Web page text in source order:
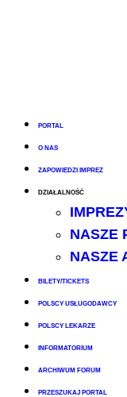
PORTAL
O NAS
ZAPOWIEDZI IMPREZ
DZIAŁALNOŚĆ
NASZE
NASZE
BILETY/TICKETS
POLSCY USŁUGODAWCY
POLSCY LEKARZE
INFORMATORIUM
ARCHIWUM FORUM
PRZESZUKAJ PORTAL